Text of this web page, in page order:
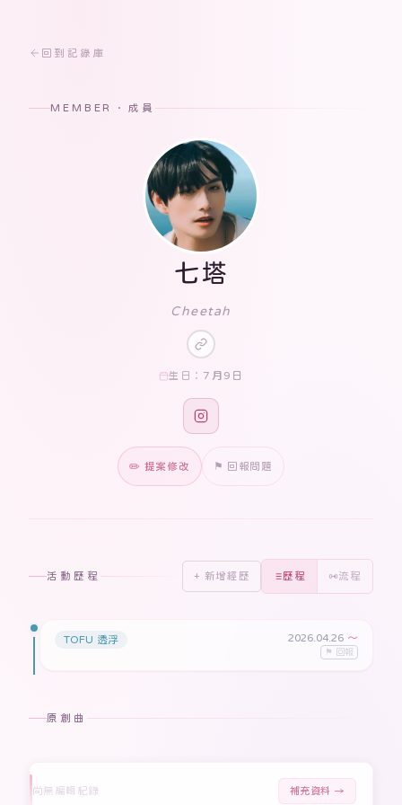
回到記錄庫
MEMBER · 成員
七塔
Cheetah
生日： 7月9日
✏️ 提案修改 ⚑ 回報問題
活動歷程 + 新增經歷 歷程 流程
TOFU 透浮 2026.04.26 〜
⚑ 回報
原創曲
尚無編輯紀錄 補充資料 →